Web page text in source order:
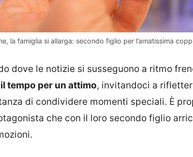
la famiglia si allarga: secondo figlio per l’amatissima
dove le notizie si susseguono a ritmo
tempo per un attimo, invitandoci a
di condividere momenti speciali. È
che con il loro secondo figlio